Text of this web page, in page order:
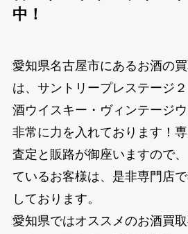
中！
愛知県名古屋市にあるお酒の
は、サントリープレステージ
酒ウイスキー・ヴィンテージ
非常に力を入れております！
査定と販路が御座いますので
ているお客様は、是非専門店
しております。
愛知県ではオススメのお酒買